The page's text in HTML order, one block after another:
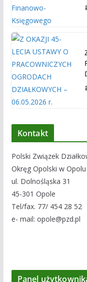
Kontakt
Polski Związek
Okręg Opolski w Opolu
ul. Dolnośląska 31
45-301 Opole
Tel/fax. 77/ 454 28 52
e- mail: opole@pzd.pl
Panel